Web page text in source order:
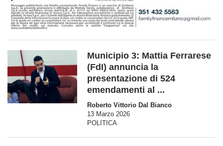
Municipio 3: Mattia Ferrarese
(FdI) annuncia la
presentazione di 524
emendamenti al ...
Roberto Vittorio Dal Bianco
13 Marzo 2026
POLITICA